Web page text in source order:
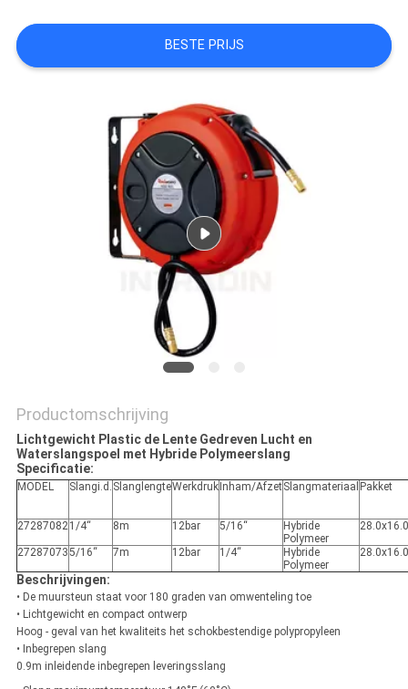
EEN
AANVRAGEN
SITEMAP
BESTE PRIJS
Productomschrijving
Lichtgewicht Plastic de Lente Gedreven Lucht en
Waterslangspoel met Hybride Polymeerslang
Specificatie:
MODEL Slangi.d. SlanglengteWerkdruk Inham/AfzetSlangmateriaal Pakket
272870821/4“ 8m 12bar 5/16“
Hybride
Polymeer
272870735/16“ 7m 12bar 1/4“
Hybride
Polymeer
Beschrijvingen:
• De muursteun staat voor 180 graden van omwenteling toe
• Lichtgewicht en compact ontwerp
Hoog - geval van het kwaliteits het schokbestendige polypropyleen
• Inbegrepen slang
0.9m inleidende inbegrepen leveringsslang